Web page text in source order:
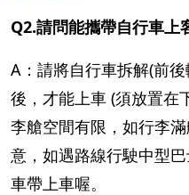
Q2.請問能攜帶自行車上
A：請將自行車拆解(前
後，才能上車 (須放置在
李艙空間有限，如行李
意，如遇路線行駛中型
車帶上車喔。